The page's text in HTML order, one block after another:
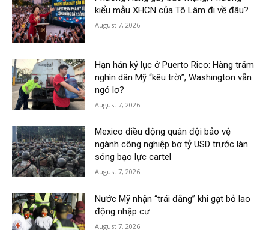
kiểu mẫu XHCN của Tô Lâm đi về đâu?
August 7, 2026
Hạn hán kỷ lục ở Puerto Rico: Hàng trăm
nghìn dân Mỹ “kêu trời”, Washington vẫn
ngó lơ?
August 7, 2026
Mexico điều động quân đội bảo vệ
ngành công nghiệp bơ tỷ USD trước làn
sóng bạo lực cartel
August 7, 2026
Nước Mỹ nhận “trái đắng” khi gạt bỏ lao
động nhập cư
August 7, 2026